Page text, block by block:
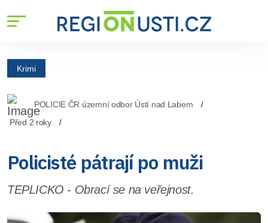
Krimi
POLICIE ČR územní odbor Ústí nad Labem
Před 2 roky
Policisté pátrají po muži
TEPLICKO - Obrací se na veřejnost.